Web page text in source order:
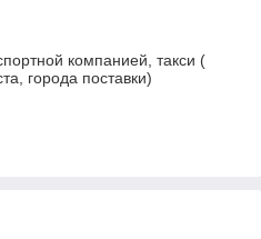
компанией, такси (
города поставки)